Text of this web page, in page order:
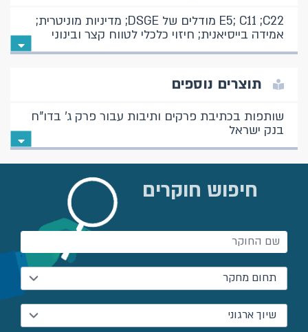
E5; C11 ;C22 מודלים של DSGE; מדיניות מוניטרית;
אמידה בייסיאנית; חיזוי כלכלי לטווח קצר ובינוני
תוצרים נוספים
שותפות בכתיבת פרקים ותיבות עבור פרק ג' בדו"ח
בנק ישראל
חיפוש חוקרים
תחום מחקר
שיוך ארגוני